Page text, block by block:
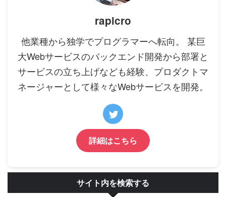
rapicro
他業種から独学でプログラマーへ転向。 某巨
大Webサービスのバックエンド開発から部署と
サービスの立ち上げなども経験、プロダクトマ
ネージャーとして様々なWebサービスを開発。
詳細はこちら
サイト内を検索する